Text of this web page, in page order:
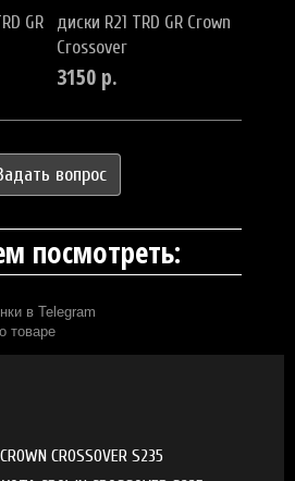
GR
диски R21 TRD GR Crown
Crossover
3150 р.
вопрос
посмотреть:
в Telegram
товаре
CROSSOVER S235